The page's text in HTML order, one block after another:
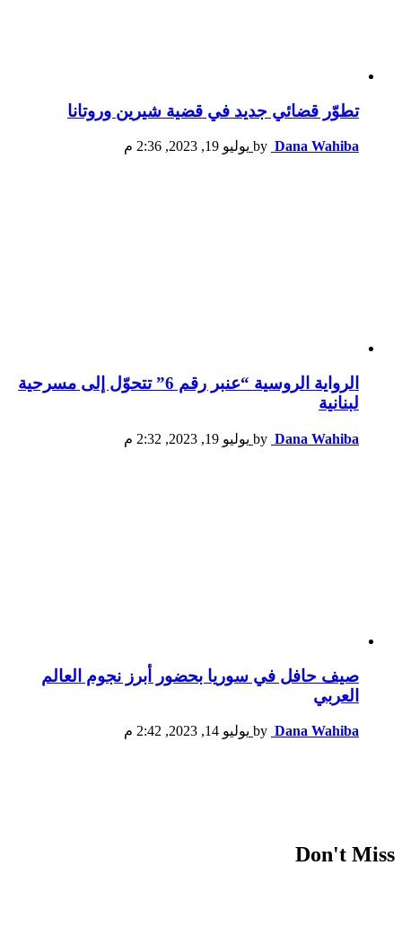
تطوّر قضائي جديد في قضية شيرين وروتانا
by Dana Wahiba يوليو 19, 2023, 2:36 م
الرواية الروسية “عنبر رقم 6” تتحوّل إلى مسرحية
لبنانية
by Dana Wahiba يوليو 19, 2023, 2:32 م
صيف حافل في سوريا بحضور أبرز نجوم العالم
العربي
by Dana Wahiba يوليو 14, 2023, 2:42 م
Don't Miss